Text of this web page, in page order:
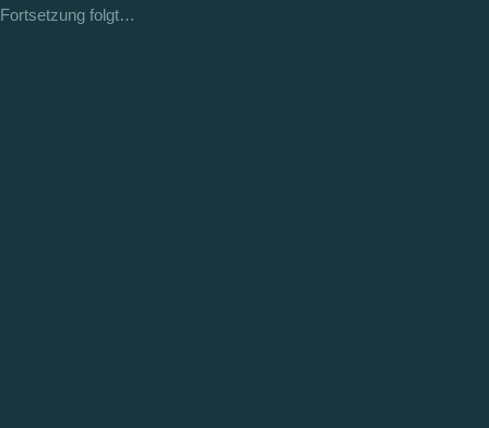
Fortsetzung folgt…